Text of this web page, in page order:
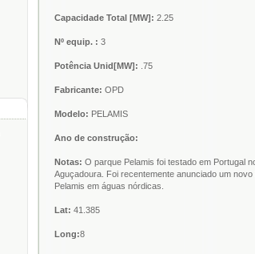
Capacidade Total [MW]: 2.25
Nº equip. : 3
Potência Unid[MW]: .75
Fabricante: OPD
Modelo: PELAMIS
Ano de construção:
Notas: O parque Pelamis foi testado em Portugal
Aguçadoura. Foi recentemente anunciado um
Pelamis em águas nórdicas.
Lat: 41.385
Long:8